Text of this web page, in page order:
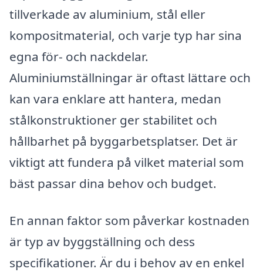
tillverkade av aluminium, stål eller
kompositmaterial, och varje typ har sina
egna för- och nackdelar.
Aluminiumställningar är oftast lättare och
kan vara enklare att hantera, medan
stålkonstruktioner ger stabilitet och
hållbarhet på byggarbetsplatser. Det är
viktigt att fundera på vilket material som
bäst passar dina behov och budget.
En annan faktor som påverkar kostnaden
är typ av byggställning och dess
specifikationer. Är du i behov av en enkel